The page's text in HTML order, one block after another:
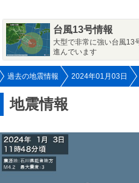
台風13号情報
大型で非常に強い台風13
進んでいます
過去の地震情報 2024年01月03日
地震情報